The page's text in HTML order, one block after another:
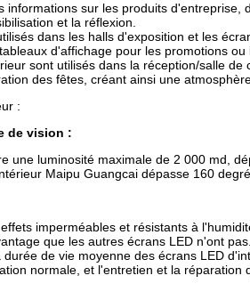
informations sur les produits
et la réflexion.
dans les halls d'exposition et les
d'affichage pour les promotions ou
sont utilisés dans la réception/salle
des fêtes, créant ainsi une
:
de vision :
une luminosité maximale de 2 000 md,
Maipu Guangcai dépasse 160
imperméables et résistants à
que les autres écrans LED n'ont
de vie moyenne des écrans LED
normale, et l'entretien et la réparation